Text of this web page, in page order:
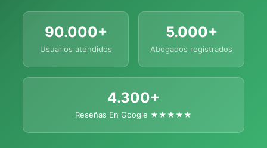
90.000+
Usuarios atendidos
5.000+
Abogados registrados
4.300+
Reseñas En Google ★★★★★